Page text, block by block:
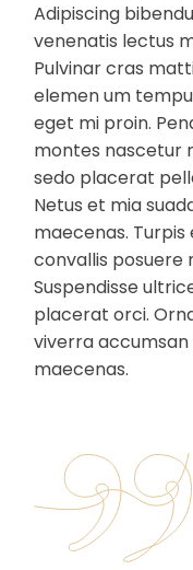
Adipiscing
venenatis lectus
Pulvinar cras
elemen um
eget mi proin.
montes nascetur
sedo placerat
Netus et mia
maecenas.
convallis posuere
Suspendisse
placerat orci.
viverra accumsan
maecenas.